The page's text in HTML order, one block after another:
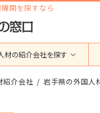
関を探すなら
材の紹介会社を探す
国籍から検索する
紹介会社 岩手県の外国人